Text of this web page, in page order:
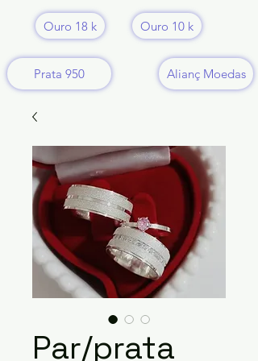
Ouro 18 k Ouro 10 k
Prata 950 Alianç Moedas
Par/prata